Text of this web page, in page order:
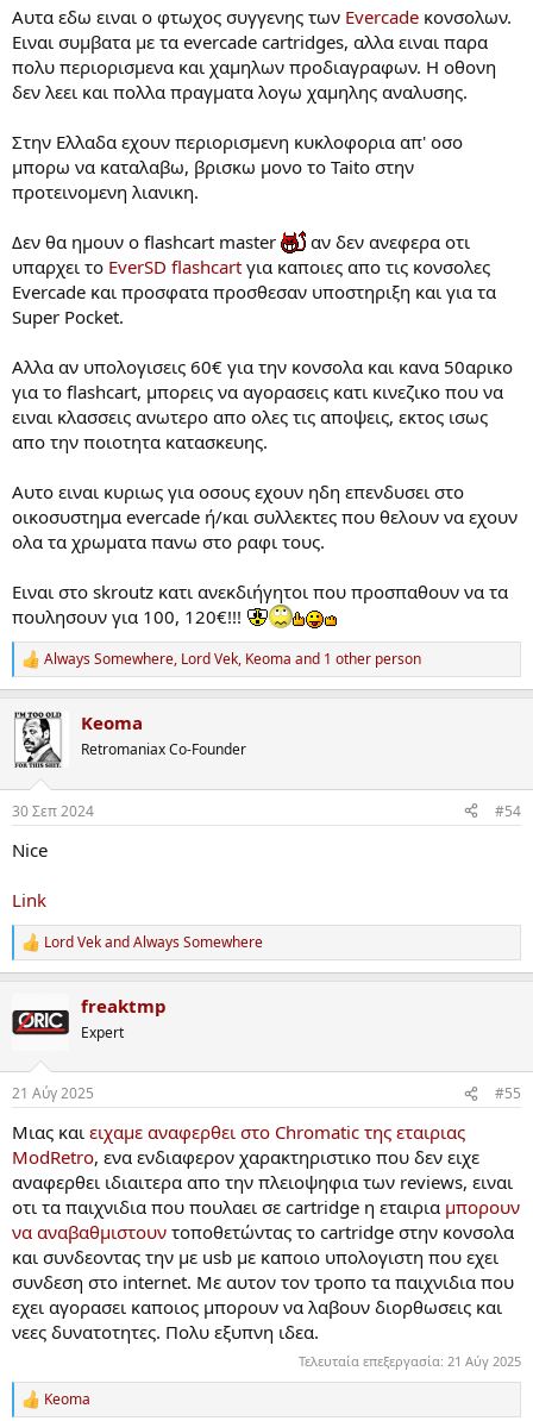
Αυτα εδω ειναι ο φτωχος συγγενης των Evercade κονσολων.
Ειναι συμβατα με τα evercade cartridges, αλλα ειναι παρα
πολυ περιορισμενα και χαμηλων προδιαγραφων. Η οθονη
δεν λεει και πολλα πραγματα λογω χαμηλης αναλυσης.
Στην Ελλαδα εχουν περιορισμενη κυκλοφορια απ' οσο
μπορω να καταλαβω, βρισκω μονο το Taito στην
προτεινομενη λιανικη.
Δεν θα ημουν ο flashcart master
αν δεν ανεφερα οτι
υπαρχει το EverSD flashcart για καποιες απο τις κονσολες
Evercade και προσφατα προσθεσαν υποστηριξη και για τα
Super Pocket.
Αλλα αν υπολογισεις 60€ για την κονσολα και κανα 50αρικο
για το flashcart, μπορεις να αγορασεις κατι κινεζικο που να
ειναι κλασσεις ανωτερο απο ολες τις αποψεις, εκτος ισως
απο την ποιοτητα κατασκευης.
Αυτο ειναι κυριως για οσους εχουν ηδη επενδυσει στο
οικοσυστημα evercade ή/και συλλεκτες που θελουν να εχουν
ολα τα χρωματα πανω στο ραφι τους.
Ειναι στο skroutz κατι ανεκδιήγητοι που προσπαθουν να τα
πουλησουν για 100, 120€!!!
R
e
c
t
i
s
Always Somewhere, Lord Vek, Keoma and 1 other person
Keoma
Retromaniax Co-Founder
30 Σεπ 2024 #54
Nice
Link
R
e
c
t
s
Lord VekandAlways Somewhere
freaktmp
Expert
21 Αύγ 2025 #55
Μιας και ειχαμε αναφερθει στο Chromatic της εταιριας
ModRetro, ενα ενδιαφερον χαρακτηριστικο που δεν ειχε
αναφερθει ιδιαιτερα απο την πλειοψηφια των reviews, ειναι
οτι τα παιχνιδια που πουλαει σε cartridge η εταιρια μπορουν
να αναβαθμιστουν τοποθετώντας το cartridge στην κονσολα
και συνδεοντας την με usb με καποιο υπολογιστη που εχει
συνδεση στο internet. Με αυτον τον τροπο τα παιχνιδια που
εχει αγορασει καποιος μπορουν να λαβουν διορθωσεις και
νεες δυνατοτητες. Πολυ εξυπνη ιδεα.
Τελευταία επεξεργασία: 21 Αύγ 2025
R
Keoma